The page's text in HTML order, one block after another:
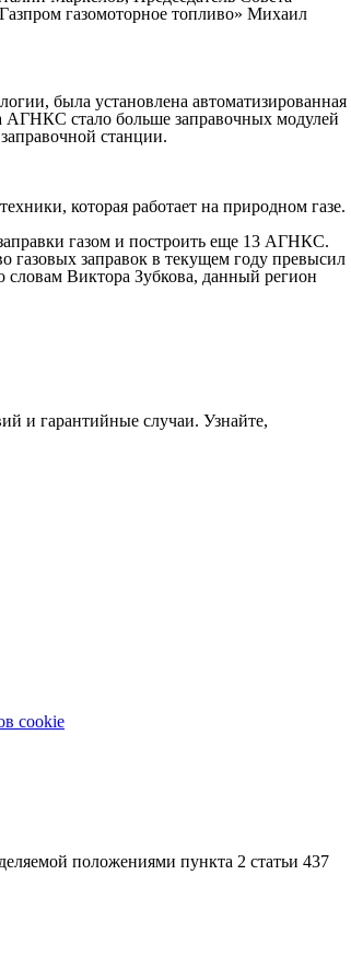
газомоторное топливо» Михаил
была установлена автоматизированная
АГНКС стало больше заправочных модулей
станции.
которая работает на природном газе.
газом и построить еще 13 АГНКС.
газовых заправок в текущем году превысил
Виктора Зубкова, данный регион
и гарантийные случаи. Узнайте,
cookie
положениями пункта 2 статьи 437